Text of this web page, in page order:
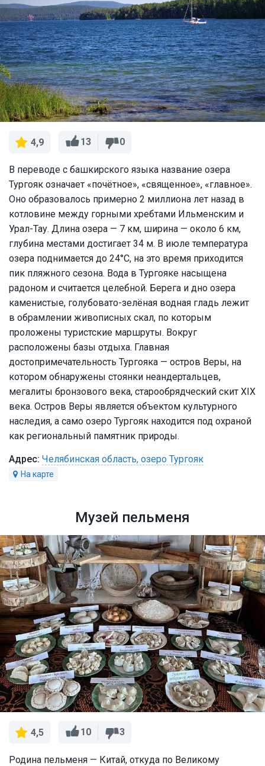
4,9 13 0
В переводе с башкирского языка название озера
Тургояк означает «почётное», «священное», «главное».
Оно образовалось примерно 2 миллиона лет назад в
котловине между горными хребтами Ильменским и
Урал-Тау. Длина озера — 7 км, ширина — около 6 км,
глубина местами достигает 34 м. В июле температура
озера поднимается до 24°C, на это время приходится
пик пляжного сезона. Вода в Тургояке насыщена
радоном и считается целебной. Берега и дно озера
каменистые, голубовато-зелёная водная гладь лежит
в обрамлении живописных скал, по которым
проложены туристские маршруты. Вокруг
расположены базы отдыха. Главная
достопримечательность Тургояка — остров Веры, на
котором обнаружены стоянки неандертальцев,
мегалиты бронзового века, старообрядческий скит XIX
века. Остров Веры является объектом культурного
наследия, а само озеро Тургояк находится под охраной
как региональный памятник природы.
Челябинская область, озеро Тургояк
Музей пельменя
4,5 10 3
Родина пельменя — Китай, откуда по Великому